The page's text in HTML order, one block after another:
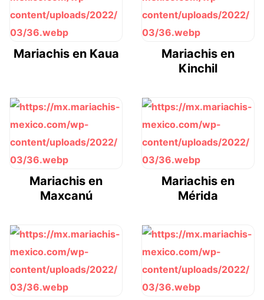
Mariachis en Kaua
Mariachis en
Kinchil
Mariachis en
Maxcanú
Mariachis en
Mérida